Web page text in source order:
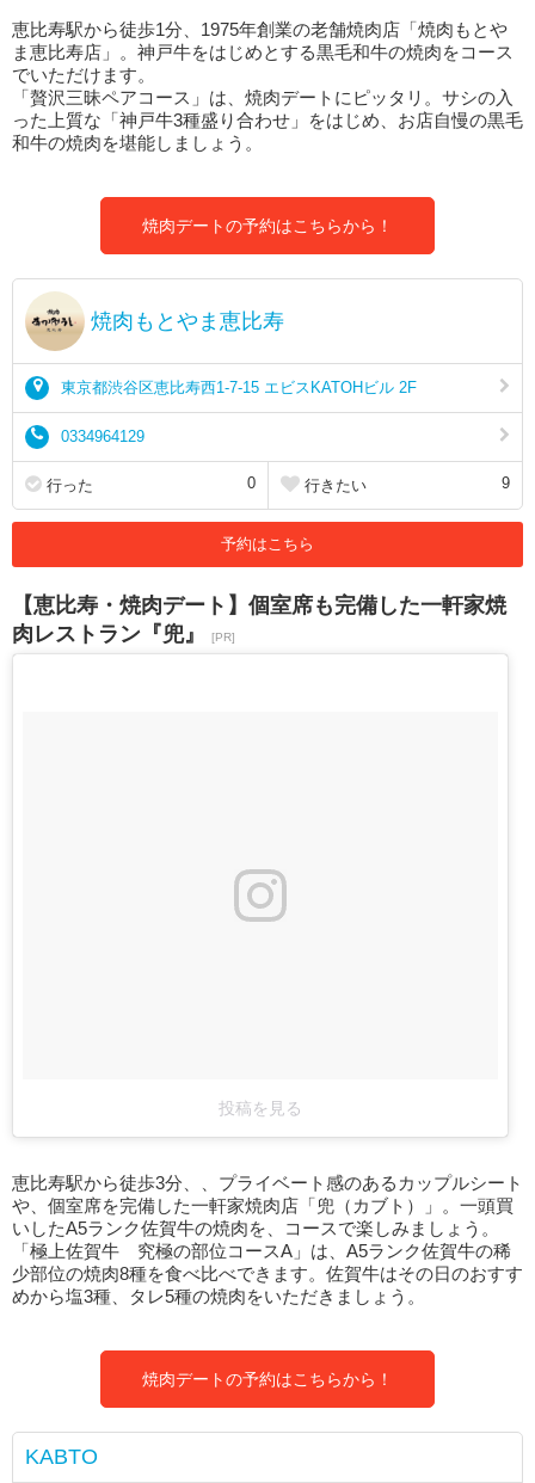
恵比寿駅から徒歩1分、1975年創業の老舗焼肉店「焼肉もとや
ま恵比寿店」。神戸牛をはじめとする黒毛和牛の焼肉をコース
でいただけます。
「贅沢三昧ペアコース」は、焼肉デートにピッタリ。サシの入
った上質な「神戸牛3種盛り合わせ」をはじめ、お店自慢の黒毛
和牛の焼肉を堪能しましょう。
焼肉デートの予約はこちらから！
焼肉もとやま恵比寿
東京都渋谷区恵比寿西1-7-15 エビスKATOHビル 2F
0334964129
行った 0 行きたい 9
予約はこちら
【恵比寿・焼肉デート】個室席も完備した一軒家焼
肉レストラン『兜』
[PR]
投稿を見る
恵比寿駅から徒歩3分、、プライベート感のあるカップルシート
や、個室席を完備した一軒家焼肉店「兜（カブト）」。一頭買
いしたA5ランク佐賀牛の焼肉を、コースで楽しみましょう。
「極上佐賀牛 究極の部位コースA」は、A5ランク佐賀牛の稀
少部位の焼肉8種を食べ比べできます。佐賀牛はその日のおすす
めから塩3種、タレ5種の焼肉をいただきましょう。
焼肉デートの予約はこちらから！
KABTO